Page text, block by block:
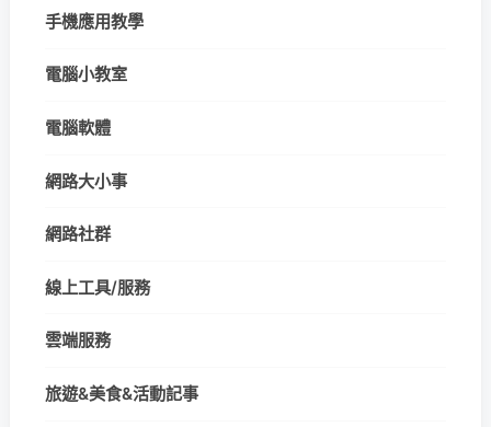
手機應用教學
電腦小教室
電腦軟體
網路大小事
網路社群
線上工具/服務
雲端服務
旅遊&美食&活動記事